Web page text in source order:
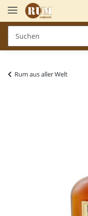
Rum aus aller Welt